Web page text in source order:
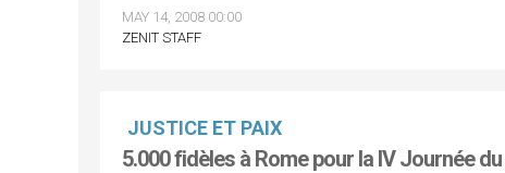
MAY 14, 2008 00:00
ZENIT STAFF
JUSTICE ET PAIX
5.000 fidèles à Rome pour la IV Journée